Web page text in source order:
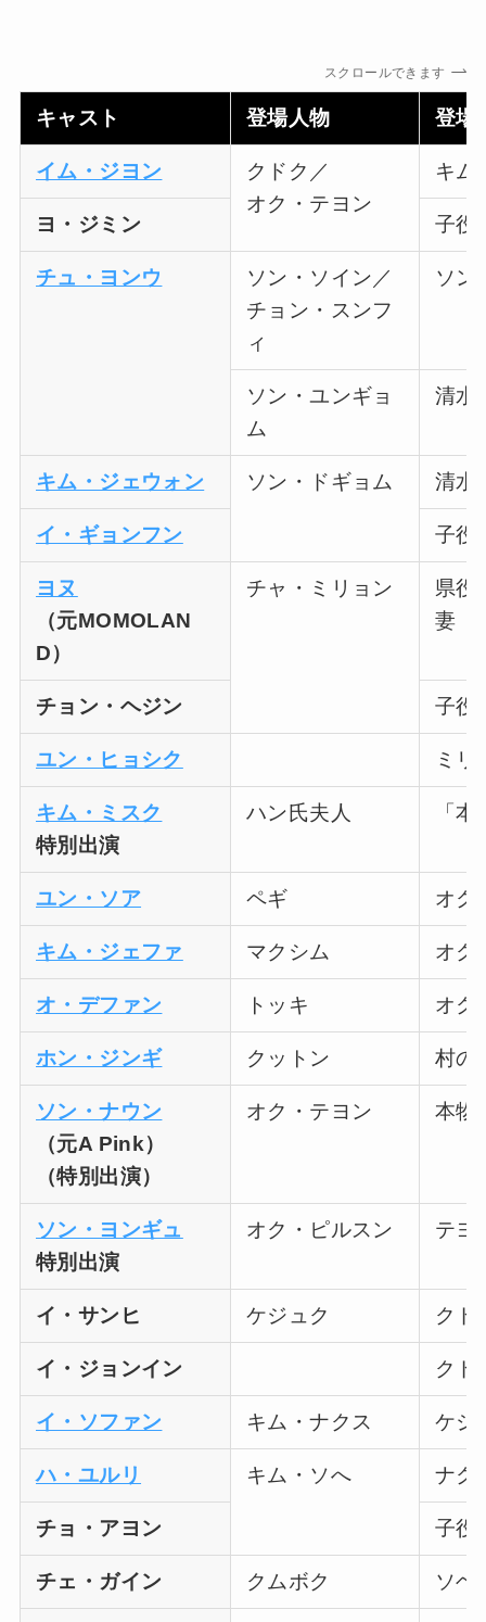
スクロールできます
キャスト 登場人物 登場
イム・ジヨン
クドク／
オク・テヨン
キム
ヨ・ジミン 子役
チュ・ヨンウ
ソン・ソイン／
チョン・スンフ
ィ
ソン
ソン・ユンギョ
ム
清水
キム・ジェウォン ソン・ドギョム 清水
イ・ギョンフン 子役
ヨヌ
（元MOMOLAN
D）
チャ・ミリョン
県役
妻
チョン・ヘジン 子役
ユン・ヒョシク ミリ
キム・ミスク
特別出演
ハン氏夫人 「
ユン・ソア ペギ オク
キム・ジェファ マクシム オク
オ・デファン トッキ オク
ホン・ジンギ クットン 村の
ソン・ナウン
（元A Pink）
（特別出演）
オク・テヨン 本物
ソン・ヨンギュ
特別出演
オク・ピルスン テヨ
イ・サンヒ ケジュク クド
イ・ジョンイン クド
イ・ソファン キム・ナクス ケジ
ハ・ユルリ キム・ソへ ナク
チョ・アヨン 子役
チェ・ガイン クムボク ソヘ